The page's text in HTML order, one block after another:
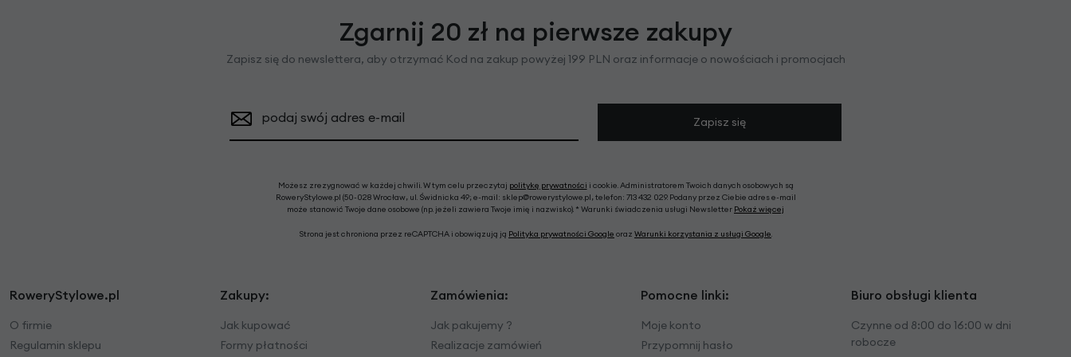
Zgarnij 20 zł na pierwsze zakupy
Zapisz się do newslettera, aby otrzymać Kod na zakup powyżej 199 PLN oraz informacje o nowościach i promocjach
podaj swój adres e-mail Zapisz się
Możesz zrezygnować w każdej chwili. W tym celu przeczytaj politykę prywatności i cookie. Administratorem Twoich danych osobowych są
RoweryStylowe.pl (50-028 Wrocław, ul. Świdnicka 49; e-mail: sklep@rowerystylowe.pl, telefon: 713 432 029. Podany przez Ciebie adres e-mail
może stanowić Twoje dane osobowe (np. jeżeli zawiera Twoje imię i nazwisko). * Warunki świadczenia usługi Newsletter Pokaż więcej
Strona jest chroniona przez reCAPTCHA i obowiązują ją Polityka prywatności Google oraz Warunki korzystania z usługi Google
RoweryStylowe.pl
O firmie
Regulamin sklepu
Zakupy:
Jak kupować
Formy płatności
Zamówienia:
Jak pakujemy ?
Realizacje zamówień
Pomocne linki:
Moje konto
Przypomnij hasło
Biuro obsługi klienta
Czynne od 8:00 do 16:00 w dni
robocze